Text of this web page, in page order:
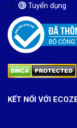
Tuyển dụng
KẾT NỐI VỚI